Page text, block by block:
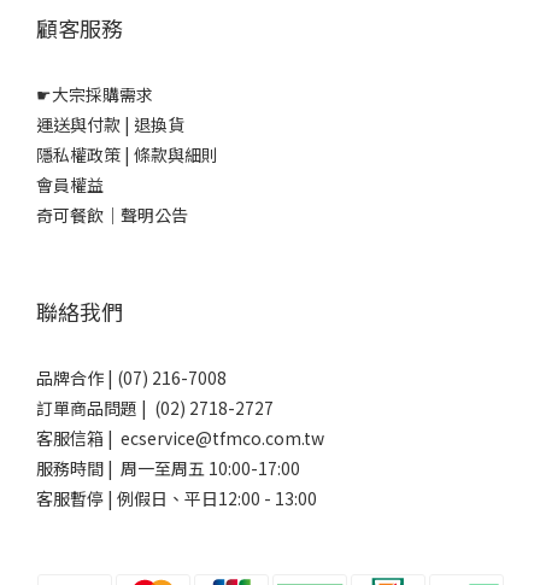
顧客服務
☛大宗採購需求
運送與付款 | 退換貨
隱私權政策 | 條款與細則
會員權益
奇可餐飲｜聲明公告
聯絡我們
品牌合作 | (07) 216-7008
訂單商品問題 | (02) 2718-2727
客服信箱 | ecservice@tfmco.com.tw
服務時間 | 周一至周五 10:00-17:00
客服暫停 | 例假日、平日12:00 - 13:00